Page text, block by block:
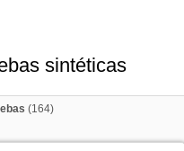
sintéticas
(164)